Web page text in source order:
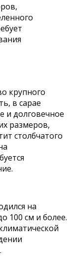
крупного
в сарае
и долговечное
размеров,
столбчатого
на
100 см и более.